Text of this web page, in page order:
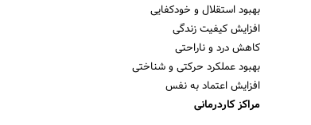
بهبود استقلال و خودکفایی
افزایش کیفیت زندگی
کاهش درد و ناراحتی
بهبود عملکرد حرکتی و شناختی
افزایش اعتماد به نفس
مراکز کاردرمانی